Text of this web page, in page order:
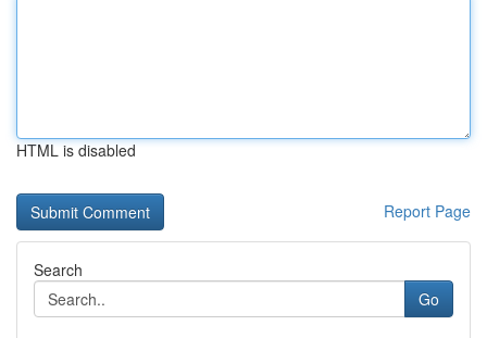
HTML is disabled
Report Page
Search
Go